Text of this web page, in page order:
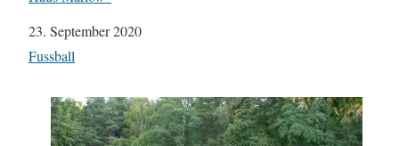
Datum
23. September 2020
In Bezug auf
Fussball